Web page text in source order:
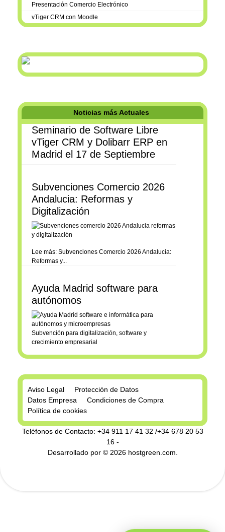
Presentación Comercio Electrónico
vTiger CRM con Moodle
Noticias más Actuales
Seminario de Software Libre
vTiger CRM y Dolibarr ERP en
Madrid el 17 de Septiembre
Subvenciones Comercio 2026
Andalucia: Reformas y
Digitalización
Lee más: Subvenciones Comercio 2026 Andalucia:
Reformas y...
Ayuda Madrid software para
autónomos
Subvención para digitalización, software y
crecimiento empresarial
Aviso Legal
Protección de Datos
Datos Empresa
Condiciones de Compra
Política de cookies
Teléfonos de Contacto: +34 911 17 41 32 /+34 678 20 53
16 -
Desarrollado por © 2026 hostgreen.com